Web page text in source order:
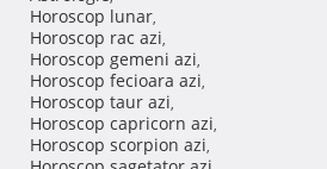
Horoscop lunar,
Horoscop rac azi,
Horoscop gemeni azi,
Horoscop fecioara azi,
Horoscop taur azi,
Horoscop capricorn azi,
Horoscop scorpion azi,